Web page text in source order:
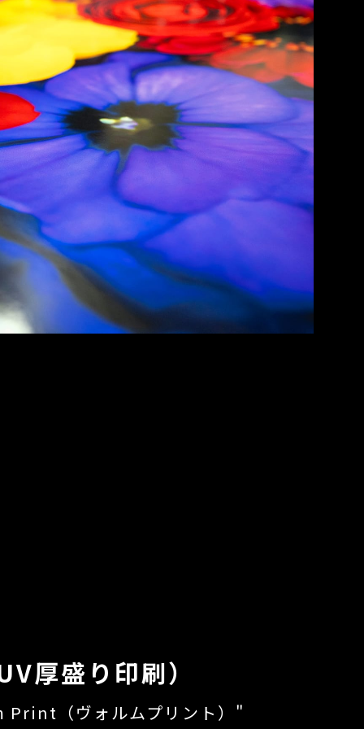
厚盛り印刷）
Print（ヴォルムプリント）"